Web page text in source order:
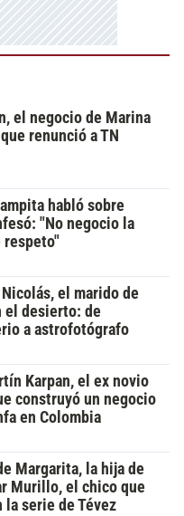
el negocio de Marina
renunció a TN
habló sobre
"No negocio la
respeto"
el marido de
el desierto: de
a astrofotógrafo
Karpan, el ex novio
construyó un negocio
en Colombia
Margarita, la hija de
Murillo, el chico que
serie de Tévez